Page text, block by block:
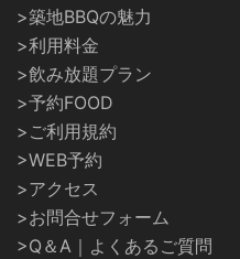
>築地BBQの魅力
>利用料金
>飲み放題プラン
>予約FOOD
>ご利用規約
>WEB予約
>アクセス
>お問合せフォーム
>Q＆A｜よくあるご質問